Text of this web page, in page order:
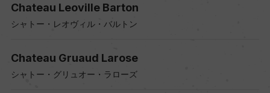
Chateau Leoville Barton
シャトー・レオヴィル・バルトン
Chateau Gruaud Larose
シャトー・グリュオー・ラローズ